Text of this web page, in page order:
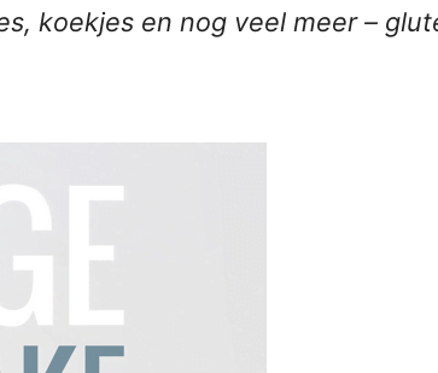
koekjes en nog veel meer –